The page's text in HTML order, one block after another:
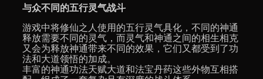
与众不同的五行灵气战斗
游戏中将修仙之人使用的五行灵气具化，不同的神通
释放需要不同的灵气，而灵气和神通之间的相生相克
又会为释放神通带来不同的效果，它们又都受到了功
法和大道领悟的加成。
丰富的神通功法天赋大道和法宝丹药这些外物互相搭